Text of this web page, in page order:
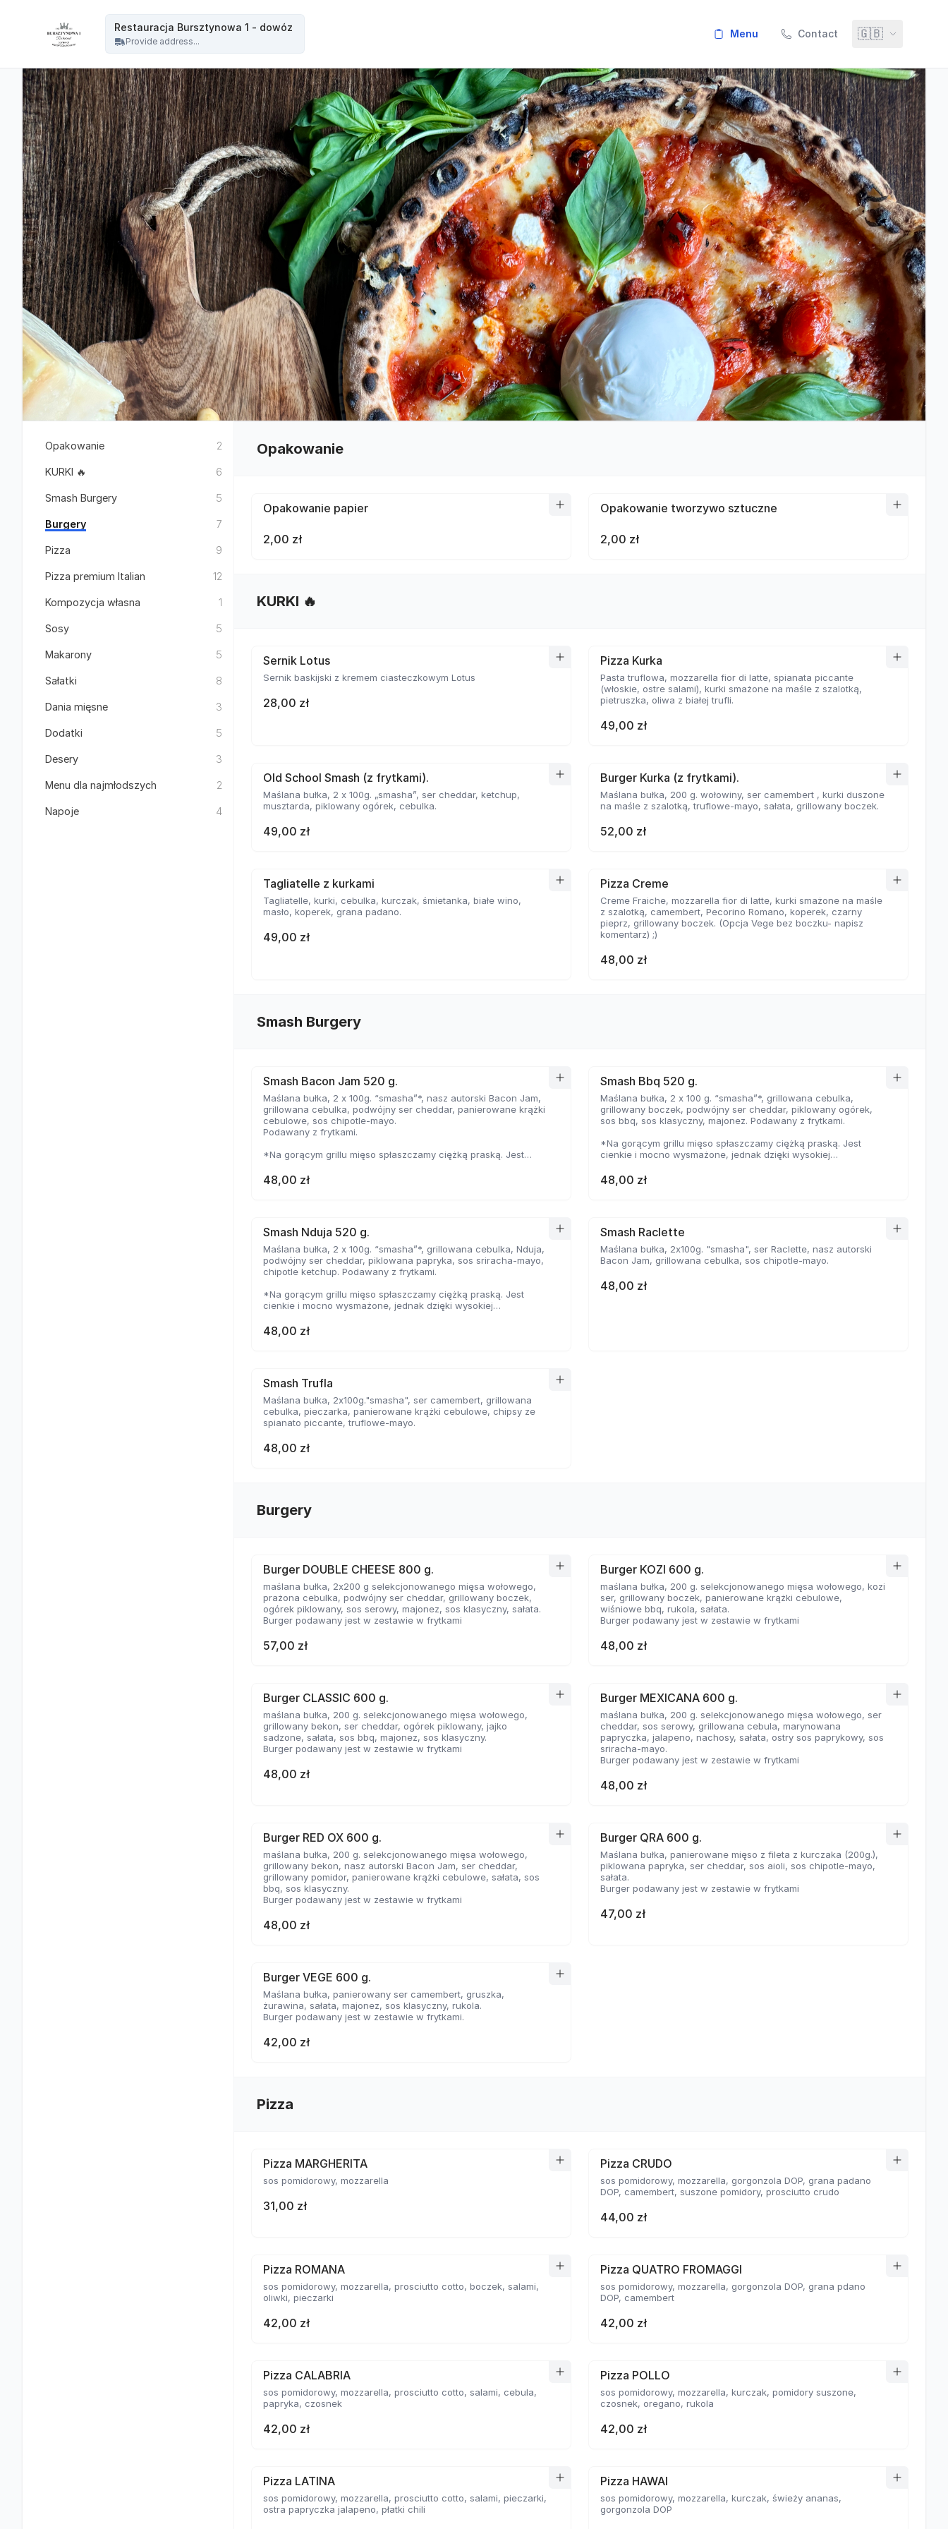
Restauracja Bursztynowa 1 - dowóz
Provide address...
menu Contact 🇬🇧
Opakowanie 2
KURKI 🔥 6
Smash Burgery 5
Burgery 7
Pizza 9
Pizza premium Italian 12
Kompozycja własna 1
Sosy 5
Makarony 5
Sałatki 8
Dania mięsne 3
Dodatki 5
Desery 3
Menu dla najmłodszych 2
Napoje 4
Opakowanie
Opakowanie papier
2,00 zł
Opakowanie tworzywo sztuczne
2,00 zł
KURKI 🔥
Sernik Lotus
Sernik baskijski z kremem ciasteczkowym Lotus
28,00 zł
Pizza Kurka
Pasta truflowa, mozzarella fior di latte, spianata piccante
(włoskie, ostre salami), kurki smażone na maśle z szalotką,
pietruszka, oliwa z białej trufli.
49,00 zł
Old School Smash (z frytkami).
Maślana bułka, 2 x 100g. „smasha”, ser cheddar, ketchup,
musztarda, piklowany ogórek, cebulka.
49,00 zł
Burger Kurka (z frytkami).
Maślana bułka, 200 g. wołowiny, ser camembert , kurki duszone
na maśle z szalotką, truflowe-mayo, sałata, grillowany boczek.
52,00 zł
Tagliatelle z kurkami
Tagliatelle, kurki, cebulka, kurczak, śmietanka, białe wino,
masło, koperek, grana padano.
49,00 zł
Pizza Creme
Creme Fraiche, mozzarella fior di latte, kurki smażone na maśle
z szalotką, camembert, Pecorino Romano, koperek, czarny
pieprz, grillowany boczek. (Opcja Vege bez boczku- napisz
komentarz) ;)
48,00 zł
Smash Burgery
Smash Bacon Jam 520 g.
Maślana bułka, 2 x 100g. “smasha”*, nasz autorski Bacon Jam,
grillowana cebulka, podwójny ser cheddar, panierowane krążki
cebulowe, sos chipotle-mayo.
Podawany z frytkami.
*Na gorącym grillu mięso spłaszczamy ciężką praską. Jest
temperaturze, zyskuje jednocześnie chrupiąca skorupkę i
delikatną soczystość.
48,00 zł
Smash Bbq 520 g.
Maślana bułka, 2 x 100 g. “smasha”*, grillowana cebulka,
grillowany boczek, podwójny ser cheddar, piklowany ogórek,
sos bbq, sos klasyczny, majonez. Podawany z frytkami.
*Na gorącym grillu mięso spłaszczamy ciężką praską. Jest
cienkie i mocno wysmażone, jednak dzięki wysokiej
delikatną soczystość.
48,00 zł
Smash Nduja 520 g.
Maślana bułka, 2 x 100g. “smasha”*, grillowana cebulka, Nduja,
podwójny ser cheddar, piklowana papryka, sos sriracha-mayo,
chipotle ketchup. Podawany z frytkami.
*Na gorącym grillu mięso spłaszczamy ciężką praską. Jest
cienkie i mocno wysmażone, jednak dzięki wysokiej
delikatną soczystość.
48,00 zł
Smash Raclette
Maślana bułka, 2x100g. "smasha", ser Raclette, nasz autorski
Bacon Jam, grillowana cebulka, sos chipotle-mayo.
48,00 zł
Smash Trufla
Maślana bułka, 2x100g."smasha", ser camembert, grillowana
cebulka, pieczarka, panierowane krążki cebulowe, chipsy ze
spianato piccante, truflowe-mayo.
48,00 zł
Burgery
Burger DOUBLE CHEESE 800 g.
maślana bułka, 2x200 g selekcjonowanego mięsa wołowego,
prażona cebulka, podwójny ser cheddar, grillowany boczek,
ogórek piklowany, sos serowy, majonez, sos klasyczny, sałata.
Burger podawany jest w zestawie w frytkami
57,00 zł
Burger KOZI 600 g.
maślana bułka, 200 g. selekcjonowanego mięsa wołowego, kozi
ser, grillowany boczek, panierowane krążki cebulowe,
wiśniowe bbq, rukola, sałata.
Burger podawany jest w zestawie w frytkami
48,00 zł
Burger CLASSIC 600 g.
maślana bułka, 200 g. selekcjonowanego mięsa wołowego,
grillowany bekon, ser cheddar, ogórek piklowany, jajko
sadzone, sałata, sos bbq, majonez, sos klasyczny.
Burger podawany jest w zestawie w frytkami
48,00 zł
Burger MEXICANA 600 g.
maślana bułka, 200 g. selekcjonowanego mięsa wołowego, ser
cheddar, sos serowy, grillowana cebula, marynowana
papryczka, jalapeno, nachosy, sałata, ostry sos paprykowy, sos
sriracha-mayo.
Burger podawany jest w zestawie w frytkami
48,00 zł
Burger RED OX 600 g.
maślana bułka, 200 g. selekcjonowanego mięsa wołowego,
grillowany bekon, nasz autorski Bacon Jam, ser cheddar,
grillowany pomidor, panierowane krążki cebulowe, sałata, sos
bbq, sos klasyczny.
Burger podawany jest w zestawie w frytkami
48,00 zł
Burger QRA 600 g.
Maślana bułka, panierowane mięso z fileta z kurczaka (200g.),
piklowana papryka, ser cheddar, sos aioli, sos chipotle-mayo,
sałata.
Burger podawany jest w zestawie w frytkami
47,00 zł
Burger VEGE 600 g.
Maślana bułka, panierowany ser camembert, gruszka,
żurawina, sałata, majonez, sos klasyczny, rukola.
Burger podawany jest w zestawie w frytkami.
42,00 zł
Pizza
Pizza MARGHERITA
sos pomidorowy, mozzarella
31,00 zł
Pizza CRUDO
sos pomidorowy, mozzarella, gorgonzola DOP, grana padano
DOP, camembert, suszone pomidory, prosciutto crudo
44,00 zł
Pizza ROMANA
sos pomidorowy, mozzarella, prosciutto cotto, boczek, salami,
oliwki, pieczarki
42,00 zł
Pizza QUATRO FROMAGGI
sos pomidorowy, mozzarella, gorgonzola DOP, grana pdano
DOP, camembert
42,00 zł
Pizza CALABRIA
sos pomidorowy, mozzarella, prosciutto cotto, salami, cebula,
papryka, czosnek
42,00 zł
Pizza POLLO
sos pomidorowy, mozzarella, kurczak, pomidory suszone,
czosnek, oregano, rukola
42,00 zł
Pizza LATINA
sos pomidorowy, mozzarella, prosciutto cotto, salami, pieczarki,
ostra papryczka jalapeno, płatki chili
Pizza HAWAI
sos pomidorowy, mozzarella, kurczak, świeży ananas,
gorgonzola DOP